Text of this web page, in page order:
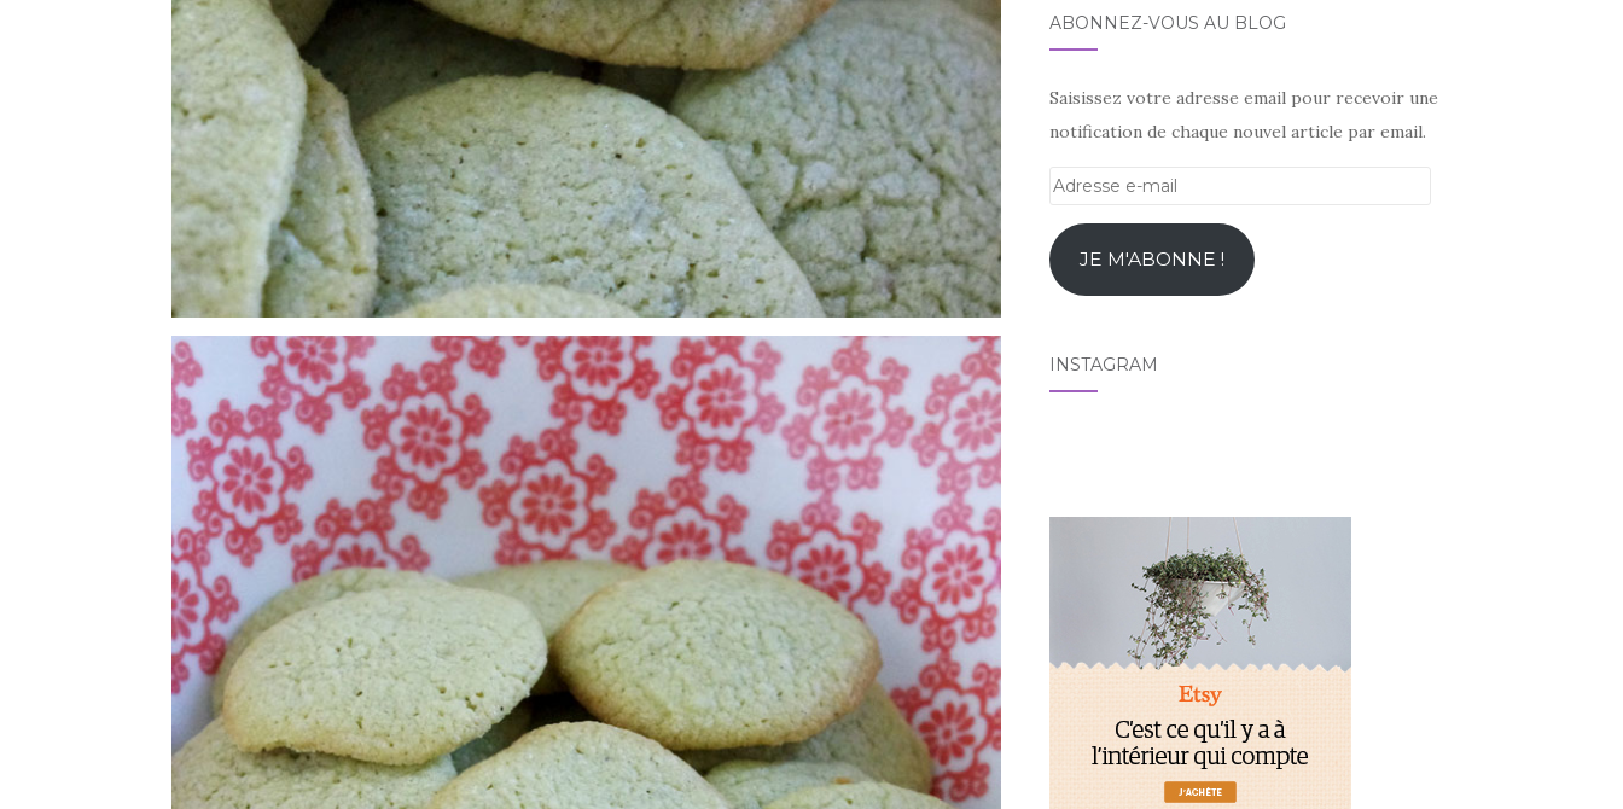
ABONNEZ-VOUS AU BLOG
Saisissez votre adresse email pour recevoir une
notification de chaque nouvel article par email.
Adresse
mailJE M'ABONNE !
INSTAGRAM